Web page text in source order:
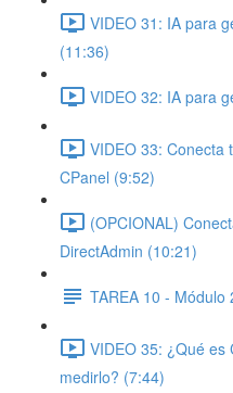
VIDEO 31: IA para
(11:36)
VIDEO 32: IA para
VIDEO 33: Conecta
CPanel (9:52)
(OPCIONAL)
DirectAdmin (10:21)
TAREA 10 - Módulo
VIDEO 35: ¿Qué
medirlo? (7:44)